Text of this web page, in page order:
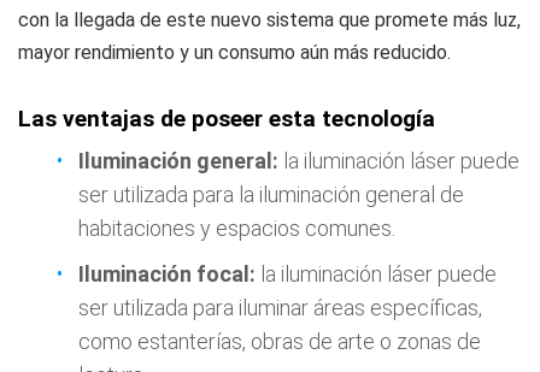
con la llegada de este nuevo sistema que promete más luz,
mayor rendimiento y un consumo aún más reducido.
Las ventajas de poseer esta tecnología
Iluminación general: la iluminación láser puede
ser utilizada para la iluminación general de
habitaciones y espacios comunes.
Iluminación focal: la iluminación láser puede
ser utilizada para iluminar áreas específicas,
como estanterías, obras de arte o zonas de